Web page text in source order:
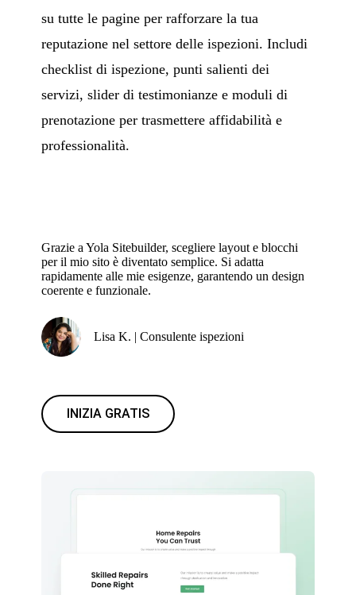
su tutte le pagine per rafforzare la tua
reputazione nel settore delle ispezioni. Includi
checklist di ispezione, punti salienti dei
servizi, slider di testimonianze e moduli di
prenotazione per trasmettere affidabilità e
professionalità.
Grazie a Yola Sitebuilder, scegliere layout e blocchi
per il mio sito è diventato semplice. Si adatta
rapidamente alle mie esigenze, garantendo un design
coerente e funzionale.
Lisa K. | Consulente ispezioni
INIZIA GRATIS